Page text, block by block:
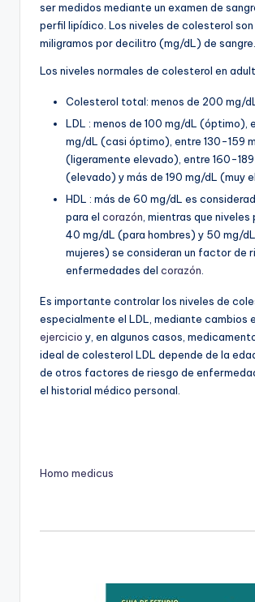
ser medidos mediante un examen de
perfil lipídico. Los niveles de colesterol son
miligramos por decilitro (mg/dL) de sangre.
Los niveles normales de colesterol en
Colesterol total: menos de 200 mg/
LDL : menos de 100 mg/dL (óptimo),
mg/dL (casi óptimo), entre 130-159
(ligeramente elevado), entre 160-
(elevado) y más de 190 mg/dL (muy
HDL : más de 60 mg/dL es
para el corazón, mientras que niveles
40 mg/dL (para hombres) y 50 mg/
mujeres) se consideran un factor de
enfermedades del corazón.
Es importante controlar los niveles de
especialmente el LDL, mediante cambios
ejercicio y, en algunos casos,
ideal de colesterol LDL depende de la
de otros factores de riesgo de
el historial médico personal.
Homo medicus